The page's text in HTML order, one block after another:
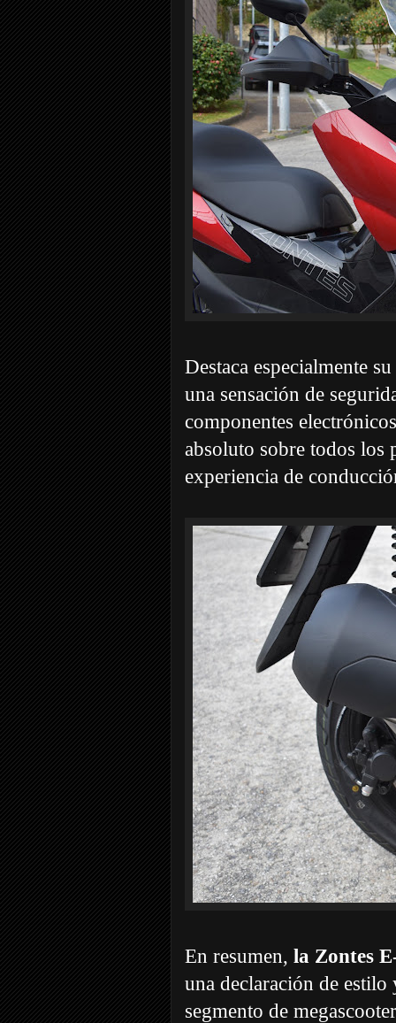
Destaca especialmente
una sensación de
componentes
absoluto sobre todos los
experiencia de
En resumen, la Zontes
una declaración de estilo
segmento de